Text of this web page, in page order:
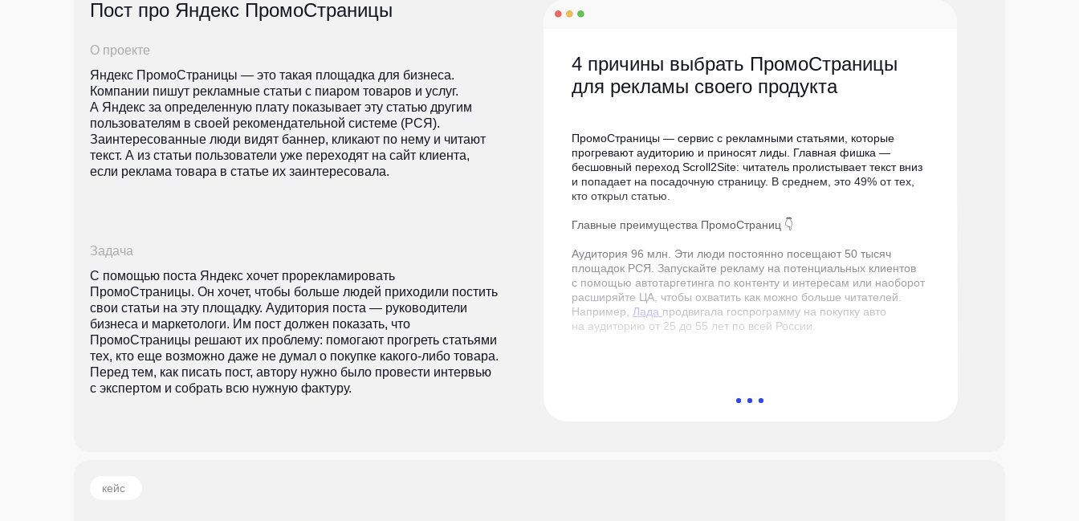
Пост про Яндекс ПромоСтраницы
4 причины выбрать ПромоСтраницы
для рекламы своего продукта
ПромоСтраницы — сервис с рекламными статьями, которые
прогревают аудиторию и приносят лиды. Главная фишка —
бесшовный переход Scroll2Site: читатель пролистывает текст вниз
и попадает на посадочную страницу. В среднем, это 49% от тех,
кто открыл статью.
Главные преимущества ПромоСтраниц 👇
Аудитория 96 млн.
Эти люди постоянно посещают 50 тысяч
площадок РСЯ. Запускайте рекламу на потенциальных клиентов
с помощью автотаргетинга по контенту и интересам или наоборот
расширяйте ЦА, чтобы охватить как можно больше читателей.
Например, Лада продвигала госпрограмму на покупку авто
на аудиторию от 25 до 55 лет по всей России.
О проекте
Яндекс ПромоСтраницы — это такая площадка для бизнеса.
Компании пишут рекламные статьи с пиаром товаров и услуг.
А Яндекс за определенную плату показывает эту статью другим
пользователям в своей рекомендательной системе (РСЯ).
Заинтересованные люди видят баннер, кликают по нему и читают
текст. А из статьи пользователи уже переходят на сайт клиента,
если реклама товара в статье их заинтересовала.
Задача
С помощью поста Яндекс хочет прорекламировать
ПромоСтраницы. Он хочет, чтобы больше людей приходили постить
свои статьи на эту площадку. Аудитория поста — руководители
бизнеса и маркетологи. Им пост должен показать, что
ПромоСтраницы решают их проблему: помогают прогреть статьями
тех, кто еще возможно даже не думал о покупке какого-либо товара.
Перед тем, как писать пост, автору нужно было провести интервью
с экспертом и собрать всю нужную фактуру.
кейс